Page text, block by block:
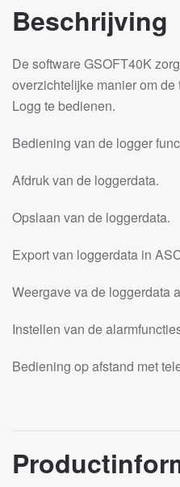
Beschrijving
De software GSOFT40K
overzichtelijke manier om
Logg te bedienen.
Bediening van de logger
Afdruk van de loggerdata.
Opslaan van de loggerdata.
Export van loggerdata in
Weergave va de loggerdata
Instellen van de
Bediening op afstand met